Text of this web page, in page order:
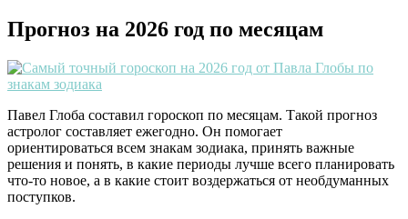
Прогноз на 2026 год по месяцам
Павел Глоба составил гороскоп по месяцам. Такой прогноз
астролог составляет ежегодно. Он помогает
ориентироваться всем знакам зодиака, принять важные
решения и понять, в какие периоды лучше всего планировать
что-то новое, а в какие стоит воздержаться от необдуманных
поступков.